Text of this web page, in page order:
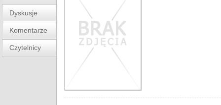
Dyskusje
Komentarze
Czytelnicy